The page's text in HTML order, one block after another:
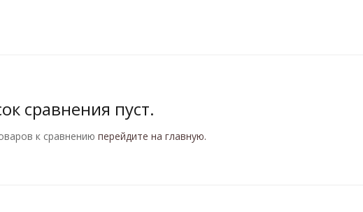
сравнения пуст.
к сравнению перейдите на главную.